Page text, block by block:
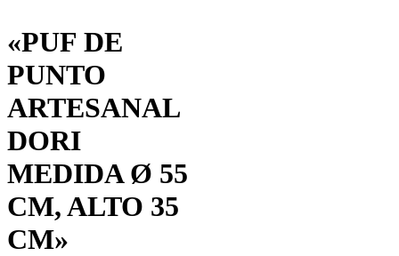
«PUF DE
PUNTO
ARTESANAL
DORI
MEDIDA Ø 55
CM, ALTO 35
CM»